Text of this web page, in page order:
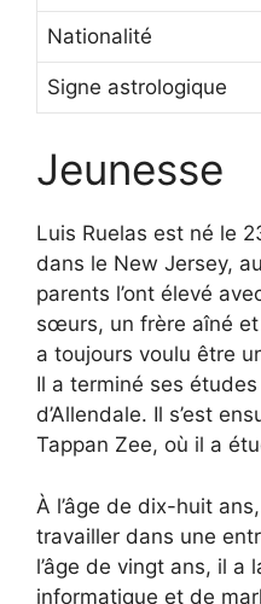
Nationalité
Signe astrologique
Jeunesse
Luis Ruelas est né le
dans le New Jersey,
parents l’ont élevé
sœurs, un frère aîné
a toujours voulu être
Il a terminé ses études
d’Allendale. Il s’est
Tappan Zee, où il a
À l’âge de dix-huit
travailler dans une
l’âge de vingt ans, il a
informatique et de